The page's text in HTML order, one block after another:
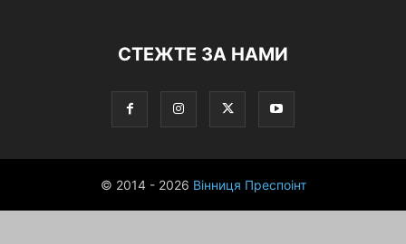
СТЕЖТЕ ЗА НАМИ
© 2014 - 2026 Вінниця Преспоінт